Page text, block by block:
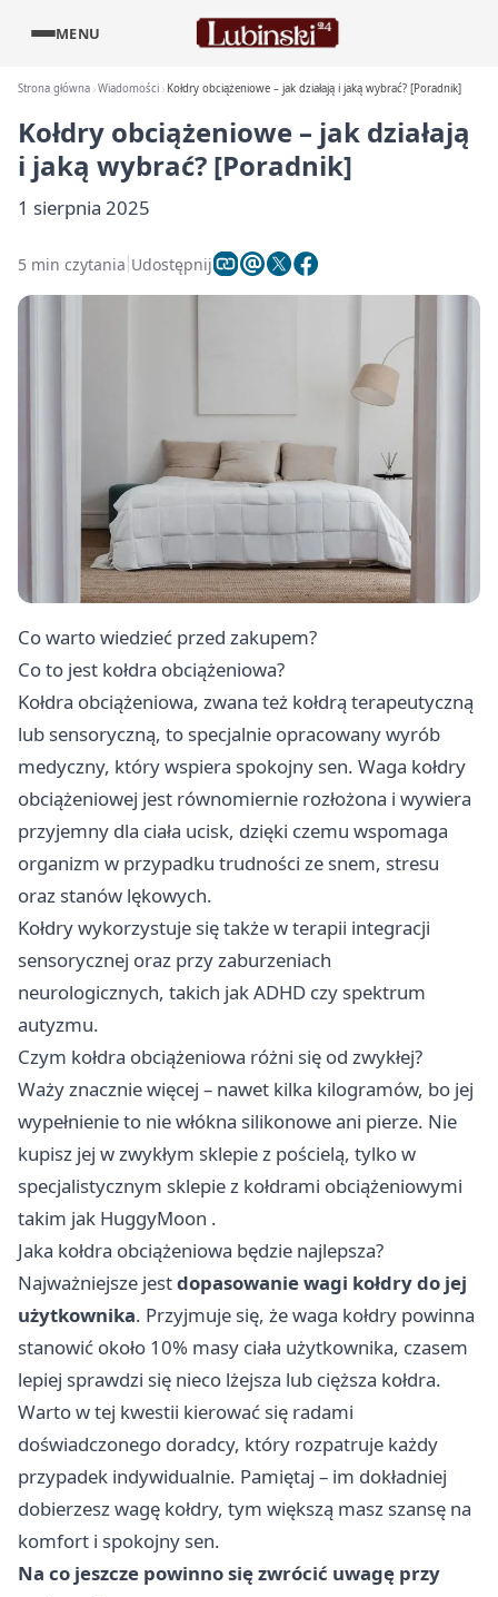
MENU
Strona główna Wiadomości Kołdry obciążeniowe – jak działają i jaką wybrać? [Poradnik]
Kołdry obciążeniowe – jak działają
i jaką wybrać? [Poradnik]
1 sierpnia 2025
5 min czytania Udostępnij
Co warto wiedzieć przed zakupem?
Co to jest kołdra obciążeniowa?
Kołdra obciążeniowa, zwana też kołdrą terapeutyczną
lub sensoryczną, to specjalnie opracowany wyrób
medyczny, który wspiera spokojny sen. Waga kołdry
obciążeniowej jest równomiernie rozłożona i wywiera
przyjemny dla ciała ucisk, dzięki czemu wspomaga
organizm w przypadku trudności ze snem, stresu
oraz stanów lękowych.
Kołdry wykorzystuje się także w terapii integracji
sensorycznej oraz przy zaburzeniach
neurologicznych, takich jak ADHD czy spektrum
autyzmu.
Czym kołdra obciążeniowa różni się od zwykłej?
Waży znacznie więcej – nawet kilka kilogramów, bo jej
wypełnienie to nie włókna silikonowe ani pierze. Nie
kupisz jej w zwykłym sklepie z pościelą, tylko w
specjalistycznym sklepie z kołdrami obciążeniowymi
takim jak HuggyMoon .
Jaka kołdra obciążeniowa będzie najlepsza?
Najważniejsze jestdopasowanie wagi kołdry do jej
użytkownika. Przyjmuje się, że waga kołdry powinna
stanowić około 10% masy ciała użytkownika, czasem
lepiej sprawdzi się nieco lżejsza lub cięższa kołdra.
Warto w tej kwestii kierować się radami
doświadczonego doradcy, który rozpatruje każdy
przypadek indywidualnie. Pamiętaj – im dokładniej
dobierzesz wagę kołdry, tym większą masz szansę na
komfort i spokojny sen.
Na co jeszcze powinno się zwrócić uwagę przy